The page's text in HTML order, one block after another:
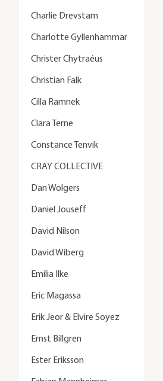
Charlie Drevstam
Charlotte Gyllenhammar
Christer Chytraéus
Christian Falk
Cilla Ramnek
Clara Terne
Constance Tenvik
CRAY COLLECTIVE
Dan Wolgers
Daniel Jouseff
David Nilson
David Wiberg
Emilia Ilke
Eric Magassa
Erik Jeor & Elvire Soyez
Ernst Billgren
Ester Eriksson